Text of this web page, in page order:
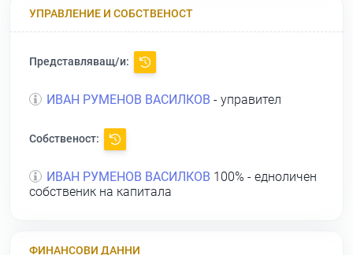
УПРАВЛЕНИЕ И СОБСТВЕНОСТ
Представляващ/и:
ИВАН РУМЕНОВ ВАСИЛКОВ - управител
Собственост:
ИВАН РУМЕНОВ ВАСИЛКОВ 100% - едноличен
собственик на капитала
ФИНАНСОВИ ДАННИ